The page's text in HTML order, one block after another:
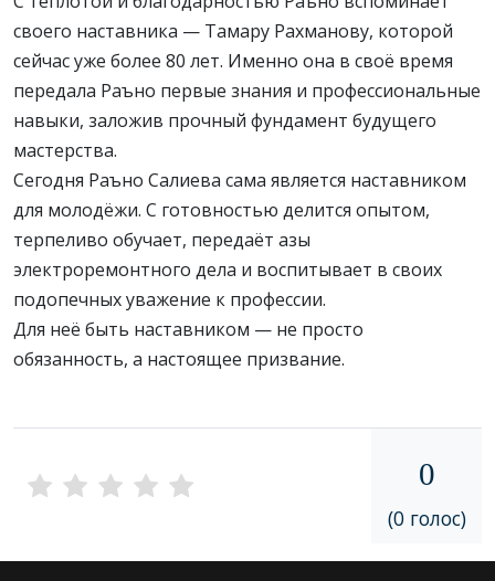
своего наставника — Тамару Рахманову, которой
сейчас уже более 80 лет. Именно она в своё время
передала Раъно первые знания и профессиональные
навыки, заложив прочный фундамент будущего
мастерства.
Сегодня Раъно Салиева сама является наставником
для молодёжи. С готовностью делится опытом,
терпеливо обучает, передаёт азы
электроремонтного дела и воспитывает в своих
подопечных уважение к профессии.
Для неё быть наставником — не просто
обязанность, а настоящее призвание.
0
(0 голос)